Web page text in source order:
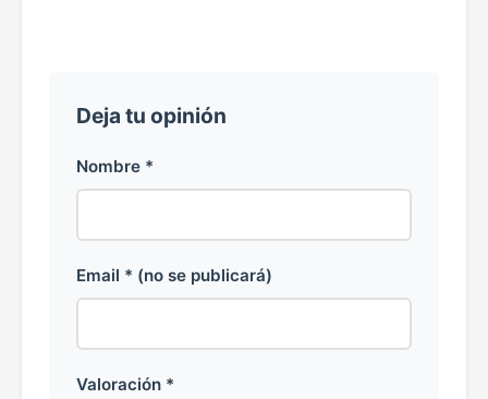
Deja tu opinión
Nombre *
Email * (no se publicará)
Valoración *